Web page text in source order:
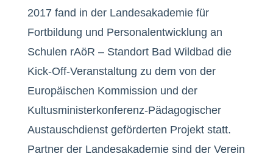
2017 fand in der Landesakademie für
Fortbildung und Personalentwicklung an
Schulen rAöR – Standort Bad Wildbad die
Kick-Off-Veranstaltung zu dem von der
Europäischen Kommission und der
Kultusministerkonferenz-Pädagogischer
Austauschdienst geförderten Projekt statt.
Partner der Landesakademie sind der Verein